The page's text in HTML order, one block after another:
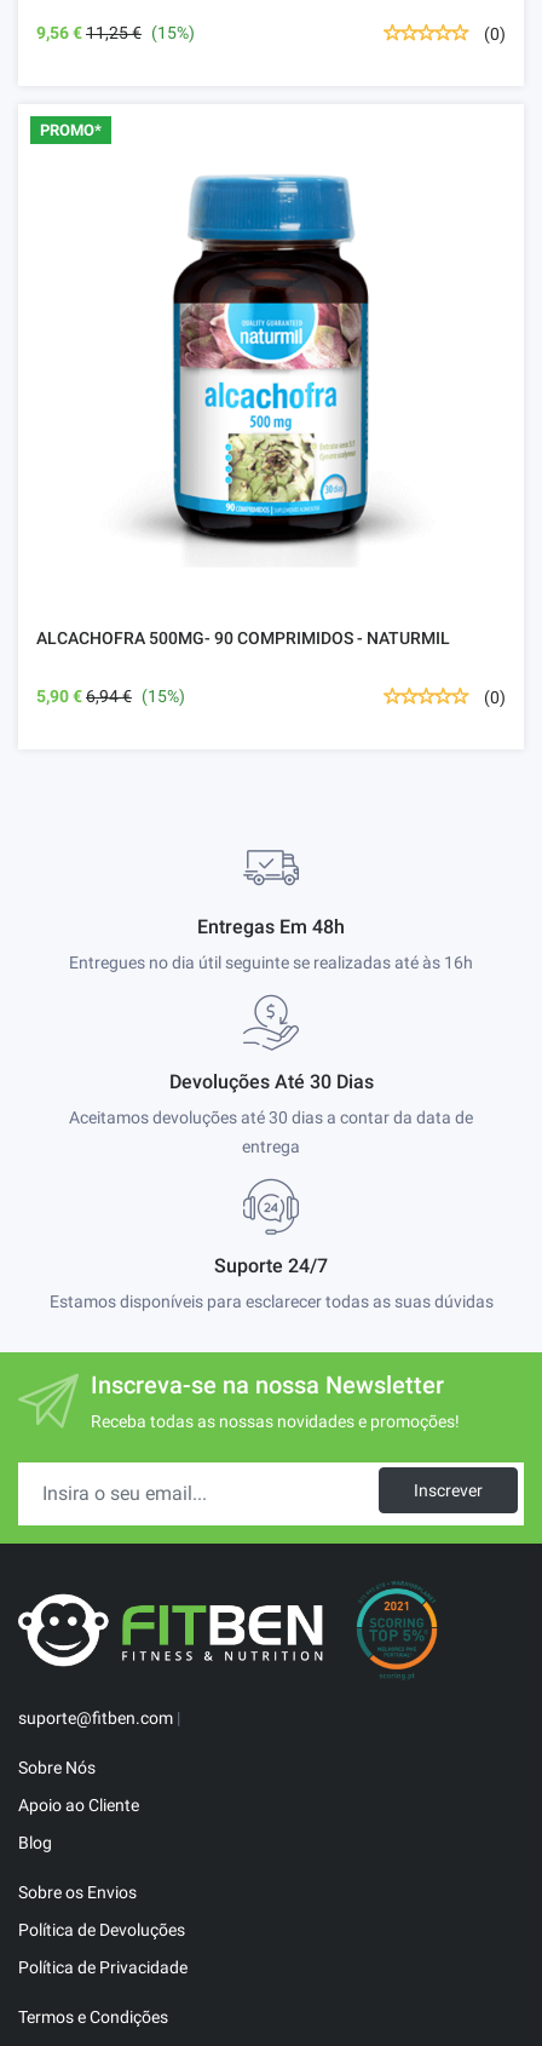
9,56 €11,25 € (15%) (0)
PROMO*
ALCACHOFRA 500MG- 90 COMPRIMIDOS - NATURMIL
5,90 €6,94 € (15%) (0)
Entregas Em 48h
Entregues no dia útil seguinte se realizadas até às 16h
Devoluções Até 30 Dias
Aceitamos devoluções até 30 dias a contar da data de
entrega
Suporte 24/7
Estamos disponíveis para esclarecer todas as suas dúvidas
Inscreva-se na nossa Newsletter
Receba todas as nossas novidades e promoções!
Inscrever
suporte@fitben.com |
Sobre Nós
Apoio ao Cliente
Blog
Sobre os Envios
Política de Devoluções
Política de Privacidade
Termos e Condições